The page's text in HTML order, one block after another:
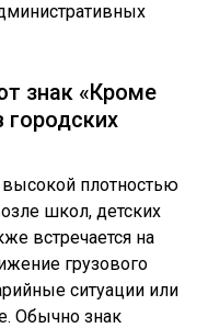
знак «Кроме
городских
высокой плотностью
школ, детских
встречается на
грузового
ситуации или
Обычно знак